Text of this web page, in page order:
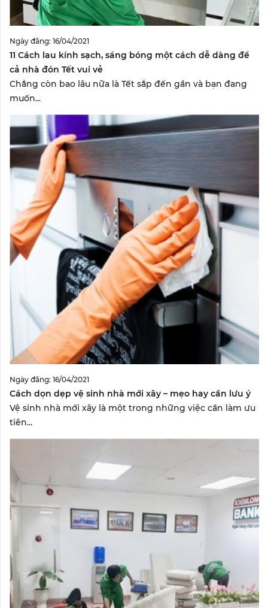
Ngày đăng: 16/04/2021
11 Cách lau kính sạch, sáng bóng một cách dễ dàng để
cả nhà đón Tết vui vẻ
Chẳng còn bao lâu nữa là Tết sắp đến gần và bạn đang
muốn...
Ngày đăng: 16/04/2021
Cách dọn dẹp vệ sinh nhà mới xây – mẹo hay cần lưu ý
Vệ sinh nhà mới xây là một trong những việc cần làm ưu
tiên...